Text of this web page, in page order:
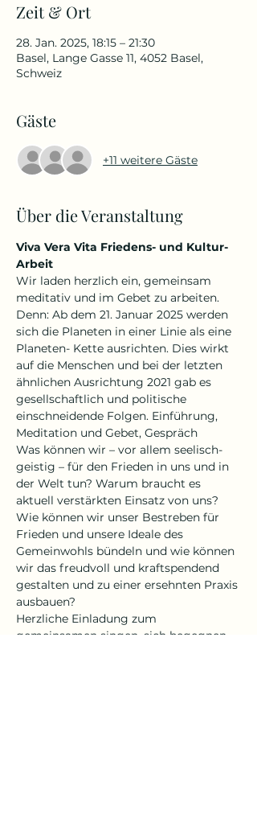
Zeit & Ort
28. Jan. 2025, 18:15 – 21:30
Basel, Lange Gasse 11, 4052 Basel,
Schweiz
Gäste
+11 weitere Gäste
Über die Veranstaltung
Viva Vera Vita Friedens- und Kultur-
Arbeit
Wir laden herzlich ein, gemeinsam
meditativ und im Gebet zu arbeiten.
Denn: Ab dem 21. Januar 2025 werden
sich die Planeten in einer Linie als eine
Planeten- Kette ausrichten. Dies wirkt
auf die Menschen und bei der letzten
ähnlichen Ausrichtung 2021 gab es
gesellschaftlich und politische
einschneidende Folgen. Einführung,
Meditation und Gebet, Gespräch
Was können wir – vor allem seelisch-
geistig – für den Frieden in uns und in
der Welt tun? Warum braucht es
aktuell verstärkten Einsatz von uns?
Wie können wir unser Bestreben für
Frieden und unsere Ideale des
Gemeinwohls bündeln und wie können
wir das freudvoll und kraftspendend
gestalten und zu einer ersehnten Praxis
ausbauen?
Herzliche Einladung zum
gemeinsamen singen, sich begegnen